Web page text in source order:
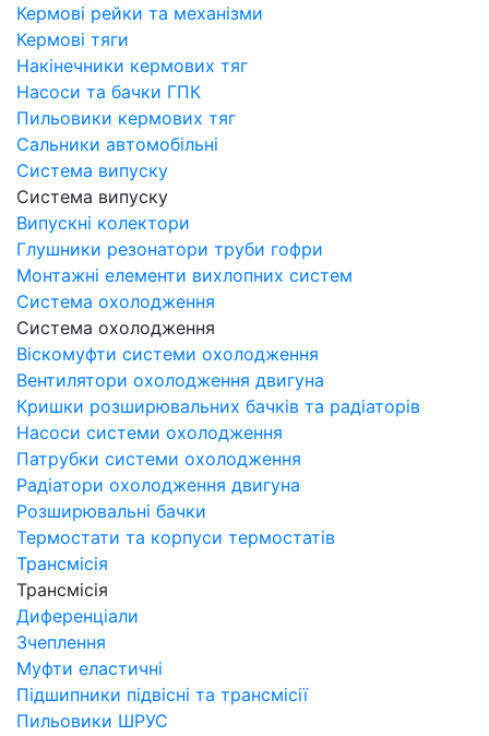
Кермові рейки та механізми
Кермові тяги
Накінечники кермових тяг
Насоси та бачки ГПК
Пильовики кермових тяг
Сальники автомобільні
Система випуску
Система випуску
Випускні колектори
Глушники резонатори труби гофри
Монтажні елементи вихлопних систем
Система охолодження
Система охолодження
Віскомуфти системи охолодження
Вентилятори охолодження двигуна
Кришки розширювальних бачків та радіаторів
Насоси системи охолодження
Патрубки системи охолодження
Радіатори охолодження двигуна
Розширювальні бачки
Термостати та корпуси термостатів
Трансмісія
Трансмісія
Диференціали
Зчеплення
Муфти еластичні
Підшипники підвісні та трансмісії
Пильовики ШРУС